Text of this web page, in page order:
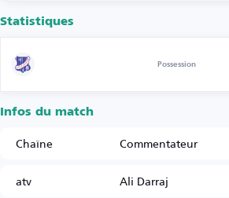
Statistiques
Possession
Infos du match
Chaîne
Commentateur
atv
Ali Darraj